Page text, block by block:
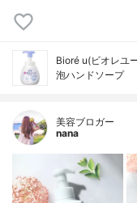
Bioré u(ビオレユ
泡ハンドソープ
美容ブロガー
nana